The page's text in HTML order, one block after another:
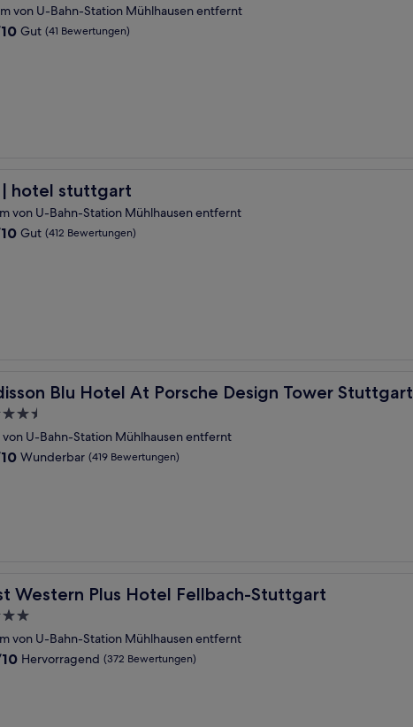
von U-Bahn-Station Mühlhausen entfernt
Gut (41 Bewertungen)
| hotel stuttgart
hotel stuttgart
von U-Bahn-Station Mühlhausen entfernt
Gut (412 Bewertungen)
Blu Hotel At Porsche Design Tower Stuttgart
Blu Hotel At Porsche Design Tower Stuttgart
von U-Bahn-Station Mühlhausen entfernt
Wunderbar (419 Bewertungen)
Western Plus Hotel Fellbach-Stuttgart
Western Plus Hotel Fellbach-Stuttgart
von U-Bahn-Station Mühlhausen entfernt
Hervorragend (372 Bewertungen)